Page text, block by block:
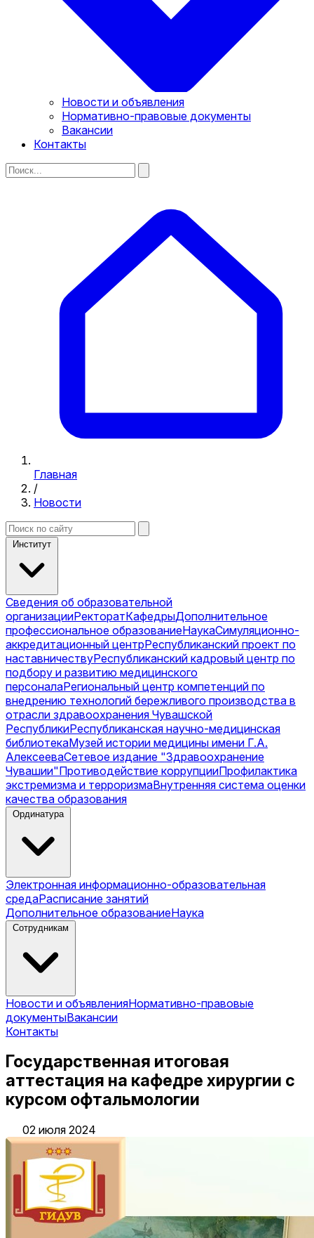
Новости и объявления
Нормативно-правовые документы
Вакансии
Контакты
Главная
/
Новости
Институт
Сведения об образовательной
организацииРекторатКафедрыДополнительное
профессиональное образованиеНаукаСимуляционно-
аккредитационный центрРеспубликанский проект по
наставничествуРеспубликанский кадровый центр по
подбору и развитию медицинского
персоналаРегиональный центр компетенций по
внедрению технологий бережливого производства в
отрасли здравоохранения Чувашской
РеспубликиРеспубликанская научно-медицинская
библиотекаМузей истории медицины имени Г.А.
АлексееваСетевое издание "Здравоохранение
Чувашии"Противодействие коррупцииПрофилактика
экстремизма и терроризмаВнутренняя система оценки
качества образования
Ординатура
Электронная информационно-образовательная
средаРасписание занятий
Дополнительное образованиеНаука
Сотрудникам
Новости и объявленияНормативно-правовые
документыВакансии
Контакты
Государственная итоговая
аттестация на кафедре хирургии с
курсом офтальмологии
02 июля 2024